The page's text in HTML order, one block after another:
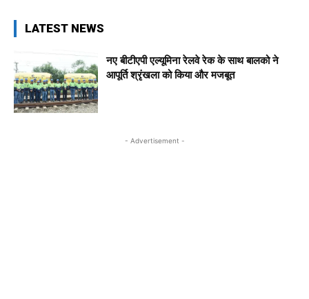
LATEST NEWS
नए बीटीएपी एल्यूमिना रेलवे रेक के साथ बालको ने
आपूर्ति श्रृंखला को किया और मजबूत
- Advertisement -